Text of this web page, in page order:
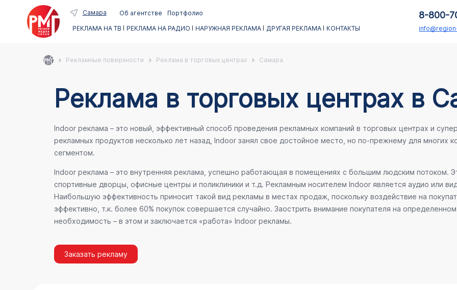
Самара Об агентстве
Портфолио
РЕКЛАМА НА ТВ
РЕКЛАМА НА РАДИО НАРУЖНАЯ РЕКЛАМА ДРУГАЯ РЕКЛАМА КОНТАКТЫ
8-800-
Рекламные поверхности Реклама в торговых центрах Самара
Реклама в торговых центрах в
Indoor реклама – это новый, эффективный способ проведения рекламных компаний в торговых центрах и
рекламных продуктов несколько лет назад, Indoor занял свое достойное место, но по-прежнему для многих
сегментом.
Indoor реклама – это внутренняя реклама, успешно работающая в помещениях с большим людским потоком.
спортивные дворцы, офисные центры и поликлиники и т.д. Рекламным носителем Indoor является аудио или
Наибольшую эффективность приносит такой вид рекламы в местах продаж, поскольку воздействие на
эффективно, т.к. более 60% покупок совершается случайно. Заострить внимание покупателя на
необходимость – в этом и заключается «работа» Indoor рекламы.
Заказать рекламу